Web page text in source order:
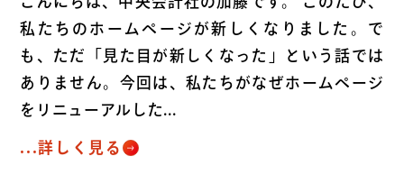
私たちのホームページが新しくなりました。で
も、ただ「見た目が新しくなった」という話では
ありません。今回は、私たちがなぜホームページ
をリニューアルした...
...詳しく見る